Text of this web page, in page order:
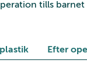
tills barnet
Efter